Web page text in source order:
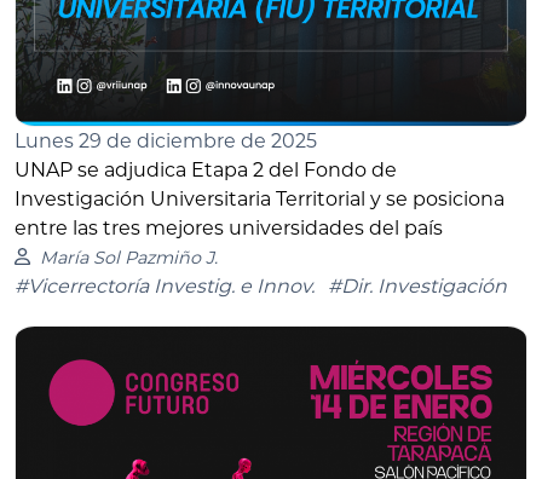
Lunes 29 de diciembre de 2025
UNAP se adjudica Etapa 2 del Fondo de
Investigación Universitaria Territorial y se posiciona
entre las tres mejores universidades del país
María Sol Pazmiño J.
#Vicerrectoría Investig. e Innov. #Dir. Investigación